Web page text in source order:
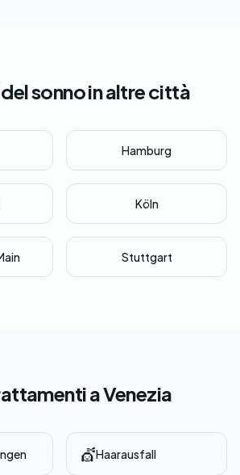
sonno in altre città
Hamburg
Köln
Stuttgart
a Venezia
💇Haarausfall